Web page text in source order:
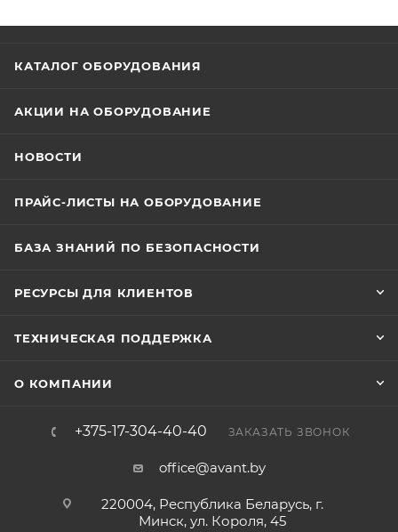
КАТАЛОГ ОБОРУДОВАНИЯ
АКЦИИ НА ОБОРУДОВАНИЕ
НОВОСТИ
ПРАЙС-ЛИСТЫ НА ОБОРУДОВАНИЕ
БАЗА ЗНАНИЙ ПО БЕЗОПАСНОСТИ
РЕСУРСЫ ДЛЯ КЛИЕНТОВ
ТЕХНИЧЕСКАЯ ПОДДЕРЖКА
О КОМПАНИИ
+375-17-304-40-40 ЗАКАЗАТЬ ЗВОНОК
office@avant.by
220004, Республика Беларусь, г.
Минск, ул. Короля, 45